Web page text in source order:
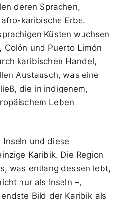
deren Sprachen,
karibische Erbe.
Küsten wuchsen
Colón und Puerto Limón
karibischen Handel,
Austausch, was eine
die in indigenem,
Leben
Inseln und diese
Karibik. Die Region
was entlang dessen lebt,
nur als Inseln –,
Bild der Karibik als